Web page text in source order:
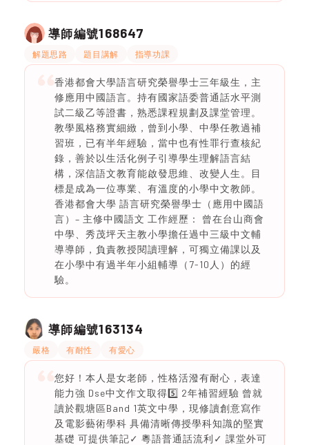
導師編號168647
解題思路 題目講解 指導功課
香港都會大學語言研究榮譽學士三年級生，主
修應用中國語言。持有國家語委普通話水平測
試二級乙等證書，熟悉課程規劃及課堂管理。
教學風格務實細緻，曾到小學、中學任教過補
習班，已有半年經驗，當中也有性罪行查核紀
錄，善於以生活化例子引導學生理解語言結
構，深信語文教育能啟發思維、改變人生。目
標是成為一位專業、有溫度的小學中文教師。
香港都會大學 語言研究榮譽學士（應用中國語
言）– 主修中國語文 工作經歷： 曾在台山商會
中學、秀茂坪天主教小學擔任過中三級中文輔
導導師，負責教授閱讀理解，可獨立備課以及
在小學中有過半年小組輔導（7-10人）的經
驗。
導師編號163134
嚴格 有耐性 有愛心
您好！本人是女老師，性格活潑有耐心，表達
能力強 Dse中文作文取得5️⃣ 2年補習經驗 曾就
讀於觀塘區Band 1英文中學，現修讀創意寫作
及電影藝術學科 具備清晰傳授學科知識的堅實
基礎 可提供筆記✓ 粵語普通話流利✓ 課堂外可